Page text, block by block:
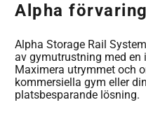
Alpha
Alpha Storage Rail
av gymutrustning med en
Maximera utrymmet och
kommersiella gym eller
platsbesparande lösning.